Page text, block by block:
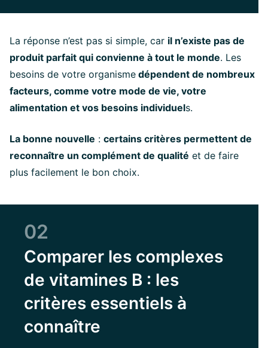
La réponse n’est pas si simple, car il n’existe pas de
produit parfait qui convienne à tout le monde. Les
besoins de votre organisme dépendent de nombreux
facteurs, comme votre mode de vie, votre
alimentation et vos besoins individuels.
La bonne nouvelle : certains critères permettent de
reconnaître un complément de qualité et de faire
plus facilement le bon choix.
02
Comparer les complexes
de vitamines B : les
critères essentiels à
connaître